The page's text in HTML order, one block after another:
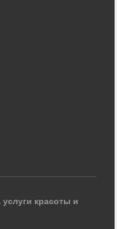
красоты и